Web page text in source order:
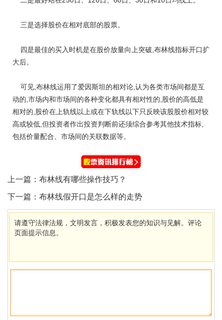
三是选择股价在相对底部的股票。
四是最佳的买入时机是在股价放量向上突破,布林线指标开口扩
大后。
可见,布林线运用了爱因斯坦的相对论,认为各类市场间都是互
动的,市场内和市场间的各种变化都具有相对性的,股价的高低是
相对的,股价在上轨线以上或在下轨线以下只反映该股股价相对较
高或较低,但投资者作出投资判断前还须综合参考其他技术指标,
包括价量配合、市场间的关联数据等。
上一篇： 布林线有哪些操作技巧？
下一篇： 布林线假开口是怎么样的走势
请遵守法律法规，文明发言，积极发表您的知识与见解。评论
页面提示信息。